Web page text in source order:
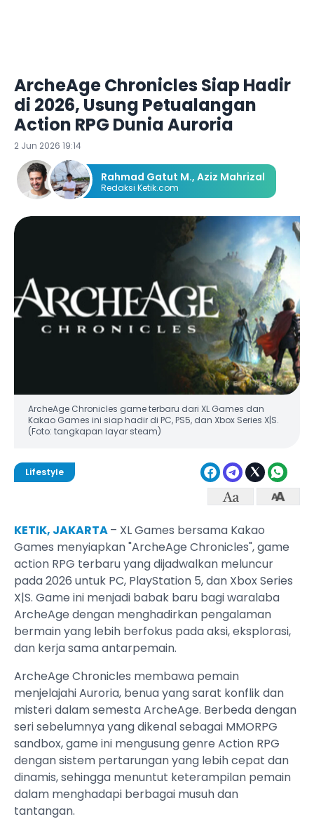
ArcheAge Chronicles Siap Hadir
di 2026, Usung Petualangan
Action RPG Dunia Auroria
2 Jun 2026 19:14
Rahmad Gatut M., Aziz Mahrizal
Redaksi Ketik.com
ArcheAge Chronicles game terbaru dari XL Games dan
Kakao Games ini siap hadir di PC, PS5, dan Xbox Series X|S.
(Foto: tangkapan layar steam)
Lifestyle
KETIK, JAKARTA– XL Games bersama Kakao
Games menyiapkan "ArcheAge Chronicles", game
action RPG terbaru yang dijadwalkan meluncur
pada 2026 untuk PC, PlayStation 5, dan Xbox Series
X|S. Game ini menjadi babak baru bagi waralaba
ArcheAge dengan menghadirkan pengalaman
bermain yang lebih berfokus pada aksi, eksplorasi,
dan kerja sama antarpemain.
ArcheAge Chronicles membawa pemain
menjelajahi Auroria, benua yang sarat konflik dan
misteri dalam semesta ArcheAge. Berbeda dengan
seri sebelumnya yang dikenal sebagai MMORPG
sandbox, game ini mengusung genre Action RPG
dengan sistem pertarungan yang lebih cepat dan
dinamis, sehingga menuntut keterampilan pemain
dalam menghadapi berbagai musuh dan
tantangan.